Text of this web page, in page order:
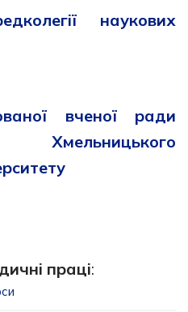
наукових
вченої ради
праці: